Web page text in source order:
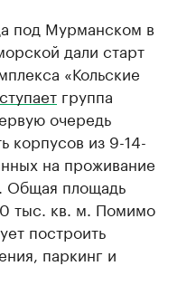
под Мурманском в
дали старт
«Кольские
группа
очередь
корпусов из 9-14-
на проживание
Общая площадь
тыс. кв. м. Помимо
построить
паркинг и